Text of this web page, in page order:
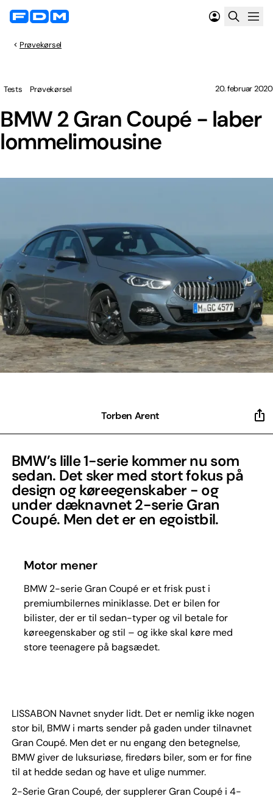
Prøvekørsel
BMW 2 Gran Coupé - laber
lommelimousine
Tests Prøvekørsel 20. februar 2020
Torben Arent
BMW’s lille 1-serie kommer nu som
sedan. Det sker med stort fokus på
design og køreegenskaber - og
under dæknavnet 2-serie Gran
Coupé. Men det er en egoistbil.
Motor mener
BMW 2-serie Gran Coupé er et frisk pust i
premiumbilernes miniklasse. Det er bilen for
bilister, der er til sedan-typer og vil betale for
køreegenskaber og stil – og ikke skal køre med
store teenagere på bagsædet.
LISSABON Navnet snyder lidt. Det er nemlig ikke nogen
stor bil, BMW i marts sender på gaden under tilnavnet
Gran Coupé. Men det er nu engang den betegnelse,
BMW giver de luksuriøse, firedørs biler, som er for fine
til at hedde sedan og have et ulige nummer.
2-Serie Gran Coupé, der supplerer Gran Coupé i 4-